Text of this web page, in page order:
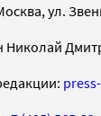
ул.
Николай